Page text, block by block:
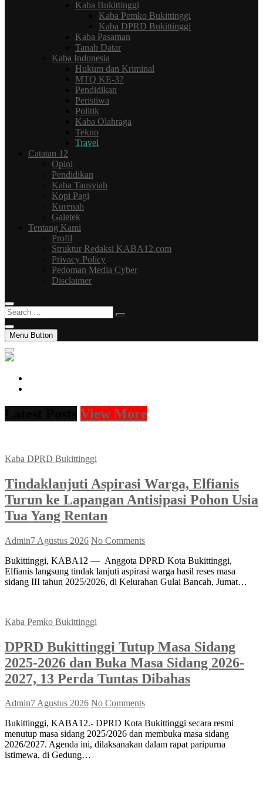
Kaba Bukittinggi
Kaba Pemko Bukittinggi
Kaba DPRD Bukittinggi
Kaba Pasaman
Tanah Datar
Kaba Indonesia
Hukum dan Kriminal
MTQ KE-37
Pendidikan
Peristiwa
Politik
Kaba Olahraga
Tekno
Travel
Catatan 12
Opini
Pendidikan
Kaba Tausyiah
Kopi Pagi
Kurenah
Galetek
Tentang Kami
Profil
Struktur Redaksi KABA12.com
Privacy Policy
Pedoman Media Cyber
Disclaimer
Search
…
Menu Button
View More
Kaba DPRD Bukittinggi
Tindaklanjuti Aspirasi Warga, Elfianis
Turun ke Lapangan Antisipasi Pohon Usia
Tua Yang Rentan
Admin7 Agustus 2026 No Comments
Bukittinggi, KABA12 — Anggota DPRD Kota Bukittinggi,
Elfianis langsung tindak lanjuti aspirasi warga hasil reses masa
sidang III tahun 2025/2026, di Kelurahan Gulai Bancah, Jumat…
Kaba Pemko Bukittinggi
DPRD Bukittinggi Tutup Masa Sidang
2025-2026 dan Buka Masa Sidang 2026-
2027, 13 Perda Tuntas Dibahas
Admin7 Agustus 2026 No Comments
Bukittinggi, KABA12.- DPRD Kota Bukittinggi secara resmi
menutup masa sidang 2025/2026 dan membuka masa sidang
2026/2027. Agenda ini, dilaksanakan dalam rapat paripurna
istimewa, di Gedung…